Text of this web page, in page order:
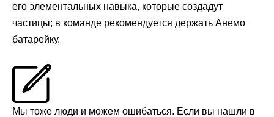
его элементальных навыка, которые создадут
частицы; в команде рекомендуется держать Анемо
батарейку.
Мы тоже люди и можем ошибаться. Если вы нашли в